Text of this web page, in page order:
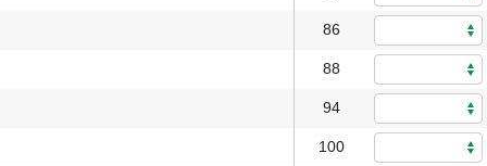
86
88
94
100